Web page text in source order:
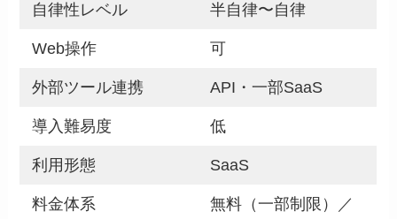
自律性レベル 半自律〜自律
Web操作 可
外部ツール連携 API・一部SaaS
導入難易度 低
利用形態 SaaS
料金体系
無料（一部制限）／